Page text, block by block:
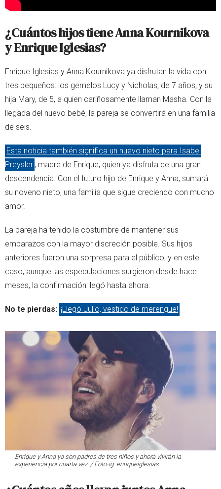
¿Cuántos hijos tiene Anna Kournikova
y Enrique Iglesias?
Enrique Iglesias y Anna Kournikova ya disfrutan la vida con
tres pequeños: los gemelos Lucy y Nicholas, de 7 años, y su
hija Mary, de 5, a quien cariñosamente llaman Masha. Con la
llegada del nuevo bebé, la pareja se convertirá en una familia
de seis.
Esta noticia también significa un nuevo nieto para Isabel
Preysler , madre de Enrique, quien ya disfruta de una gran
descendencia. Con el futuro hijo de Enrique y Anna, sumará
su noveno nieto, una familia que sigue creciendo con mucho
amor.
La pareja ha tenido la costumbre de mantener sus
embarazos con la mayor discreción posible. Sus hijos
anteriores fueron una sorpresa para el público, y en este
caso, aunque las especulaciones surgieron desde hace
meses, la confirmación llegó hasta ahora.
No te pierdas: ¡Llegó Julio, vestido de merengue!
Enrique y Anna ya son padres de tres niños y ahora vivirán la
experiencia por cuarta vez. / Foto-ig: enriqueiglesias